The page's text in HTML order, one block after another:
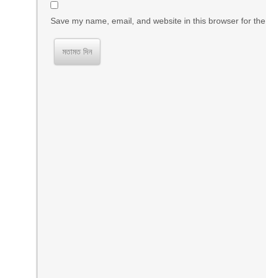
Save my name, email, and website in this browser for